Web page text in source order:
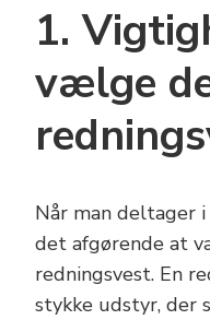
1.
vælge
Når man deltager
det afgørende at
redningsvest. En
stykke udstyr, der